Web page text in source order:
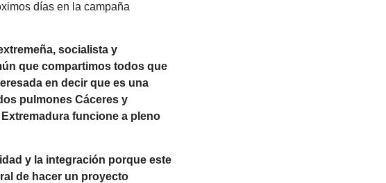
días en la campaña
socialista y
que compartimos todos que
en decir que es una
pulmones Cáceres y
funcione a pleno
y la integración porque este
de hacer un proyecto